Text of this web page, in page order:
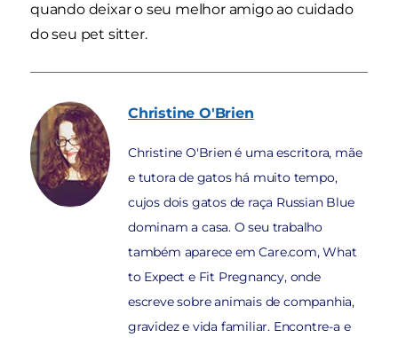
quando deixar o seu melhor amigo ao cuidado
do seu pet sitter.
Christine O'Brien
Christine O'Brien é uma escritora, mãe
e tutora de gatos há muito tempo,
cujos dois gatos de raça Russian Blue
dominam a casa. O seu trabalho
também aparece em Care.com, What
to Expect e Fit Pregnancy, onde
escreve sobre animais de companhia,
gravidez e vida familiar. Encontre-a e